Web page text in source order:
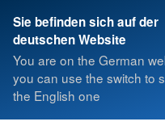
Sie befinden sich auf der
deutschen Website
You are on the German
you can use the switch to
the English one